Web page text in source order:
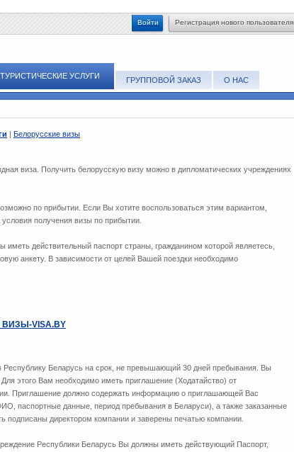
Регистрация нового пользователя
Войти
ТУРИСТИЧЕСКИЕ УСЛУГИ ГРУППОВОЙ ЗАКАЗ О НАС
| Белорусские визы
виза. Получить белорусскую визу можно в дипломатических учреждениях
по прибытии. Если Вы хотите воспользоваться этим вариантом,
получения визы по прибытии.
действительный паспорт страны, гражданином которой являетесь,
анкету. В зависимости от целей Вашей поездки необходимо
VISA.BY
Республику Беларусь на срок, не превышающий 30 дней пребывания. Вы
этого Вам необходимо иметь приглашение (Ходатайство) от
Приглашение должно содержать информацию о приглашающей Вас
паспортные данные, период пребывания в Беларуси), а также заказанные
директором компании и заверены печатью компании.
Республики Беларусь Вы должны иметь действующий Паспорт,